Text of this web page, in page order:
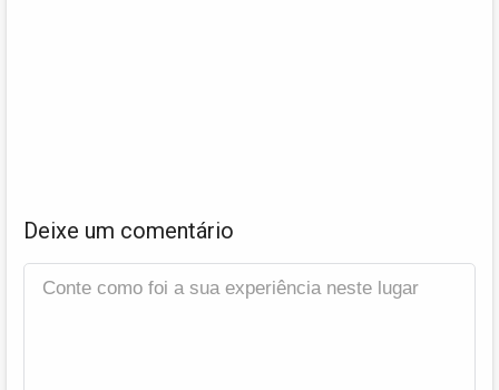
Deixe um comentário